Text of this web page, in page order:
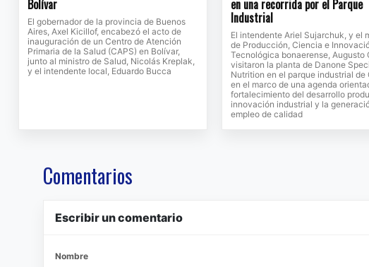
Bolívar
El gobernador de la provincia de Buenos
Aires, Axel Kicillof, encabezó el acto de
inauguración de un Centro de Atención
Primaria de la Salud (CAPS) en Bolívar,
junto al ministro de Salud, Nicolás Kreplak,
y el intendente local, Eduardo Bucca
en una recorrida por el Parque
Industrial
El intendente Ariel Sujarchuk, y el
de Producción, Ciencia e
Tecnológica bonaerense, Augusto
visitaron la planta de Danone
Nutrition en el parque industrial de
en el marco de una agenda
fortalecimiento del desarrollo
innovación industrial y la
empleo de calidad
Comentarios
Escribir un comentario
Nombre